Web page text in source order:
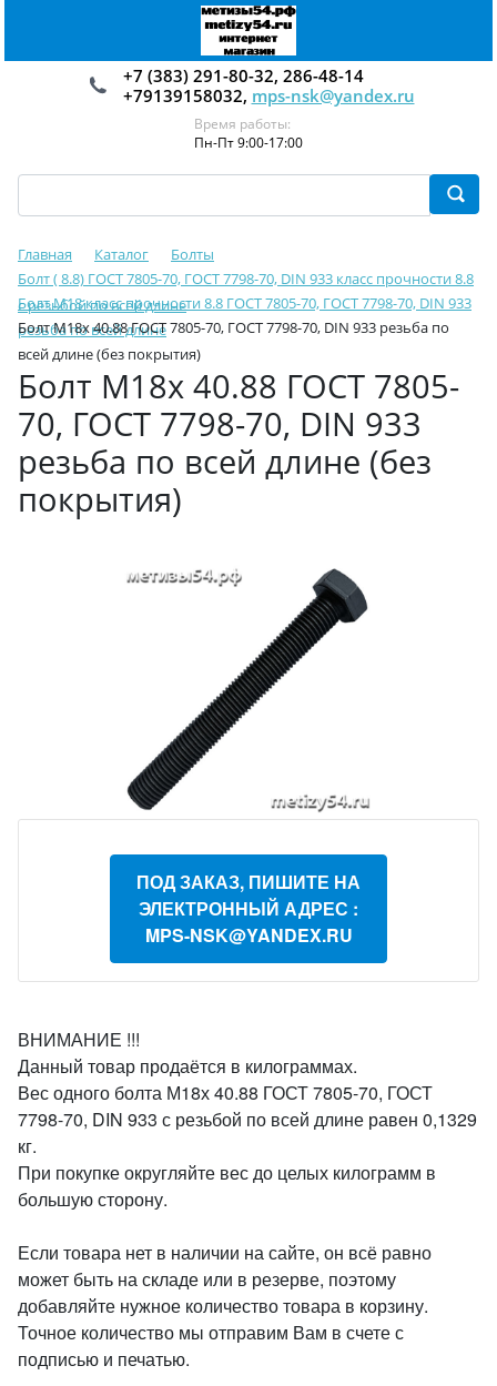
+7 (383) 291-80-32, 286-48-14
+79139158032, mps-nsk@yandex.ru
Время работы:
Пн-Пт 9:00-17:00
Главная Каталог
Болты
Болт ( 8.8) ГОСТ 7805-70, ГОСТ 7798-70, DIN 933 класс прочности 8.8
с резьбой по всей длине
Болт М18 класс прочности 8.8 ГОСТ 7805-70, ГОСТ 7798-70, DIN 933
резьба по всей длине
Болт М18х 40.88 ГОСТ 7805-70, ГОСТ 7798-70, DIN 933 резьба по
всей длине (без покрытия)
Болт М18х 40.88 ГОСТ 7805-
70, ГОСТ 7798-70, DIN 933
резьба по всей длине (без
покрытия)
ПОД ЗАКАЗ, ПИШИТЕ НА
ЭЛЕКТРОННЫЙ АДРЕС :
MPS-NSK@YANDEX.RU
ВНИМАНИЕ !!!
Данный товар продаётся в килограммах.
Вес одного болта М18х 40.88 ГОСТ 7805-70, ГОСТ
7798-70, DIN 933 с резьбой по всей длине равен 0,1329
кг.
При покупке округляйте вес до целых килограмм в
большую сторону.
Если товара нет в наличии на сайте, он всё равно
может быть на складе или в резерве, поэтому
добавляйте нужное количество товара в корзину.
Точное количество мы отправим Вам в счете с
подписью и печатью.